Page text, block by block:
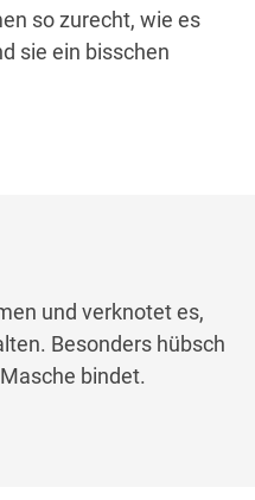
so zurecht, wie es
sie ein bisschen
und verknotet es,
Besonders hübsch
bindet.